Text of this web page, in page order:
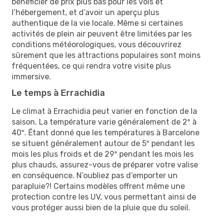
l’hébergement, et d’avoir un aperçu plus
authentique de la vie locale. Même si certaines
activités de plein air peuvent être limitées par les
conditions météorologiques, vous découvrirez
sûrement que les attractions populaires sont moins
fréquentées, ce qui rendra votre visite plus
immersive.
Le temps à Errachidia
Le climat à Errachidia peut varier en fonction de la
saison. La température varie généralement de 2º à
40º. Étant donné que les températures à Barcelone
se situent généralement autour de 5º pendant les
mois les plus froids et de 29º pendant les mois les
plus chauds, assurez-vous de préparer votre valise
en conséquence. N’oubliez pas d’emporter un
parapluie?! Certains modèles offrent même une
protection contre les UV, vous permettant ainsi de
vous protéger aussi bien de la pluie que du soleil.